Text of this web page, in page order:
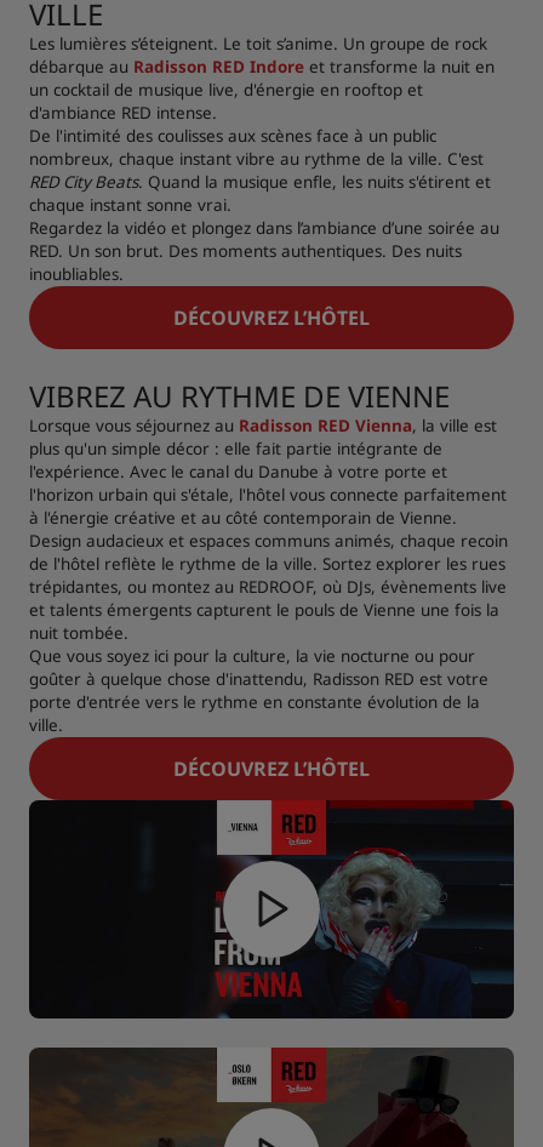
VILLE
Les lumières s’éteignent. Le toit s’anime. Un groupe de rock
débarque au Radisson RED Indore et transforme la nuit en
un cocktail de musique live, d'énergie en rooftop et
d'ambiance RED intense.
De l'intimité des coulisses aux scènes face à un public
nombreux, chaque instant vibre au rythme de la ville. C'est
RED City Beats. Quand la musique enfle, les nuits s'étirent et
chaque instant sonne vrai.
Regardez la vidéo et plongez dans l’ambiance d’une soirée au
RED. Un son brut. Des moments authentiques. Des nuits
inoubliables.
DÉCOUVREZ L’HÔTEL
VIBREZ AU RYTHME DE VIENNE
Lorsque vous séjournez au Radisson RED Vienna, la ville est
plus qu'un simple décor : elle fait partie intégrante de
l'expérience. Avec le canal du Danube à votre porte et
l'horizon urbain qui s'étale, l'hôtel vous connecte parfaitement
à l'énergie créative et au côté contemporain de Vienne.
Design audacieux et espaces communs animés, chaque recoin
de l'hôtel reflète le rythme de la ville. Sortez explorer les rues
trépidantes, ou montez au REDROOF, où DJs, évènements live
et talents émergents capturent le pouls de Vienne une fois la
nuit tombée.
Que vous soyez ici pour la culture, la vie nocturne ou pour
goûter à quelque chose d'inattendu, Radisson RED est votre
porte d'entrée vers le rythme en constante évolution de la
ville.
DÉCOUVREZ L’HÔTEL